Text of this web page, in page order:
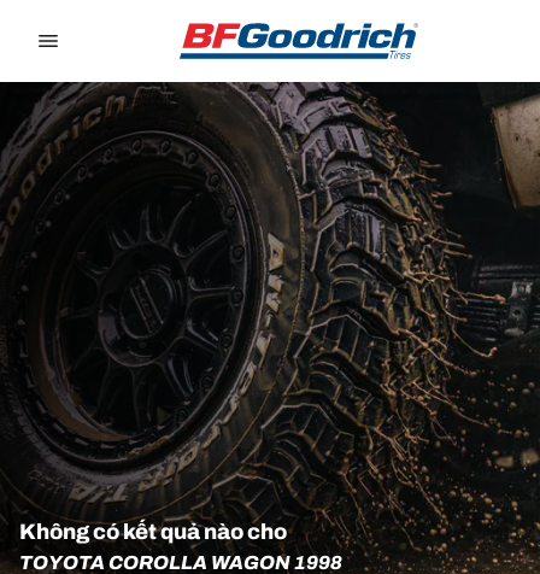
Không có kết quả nào cho
TOYOTA COROLLA WAGON 1998